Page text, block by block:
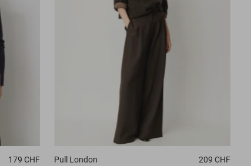
179 CHF Pull London 209 CHF